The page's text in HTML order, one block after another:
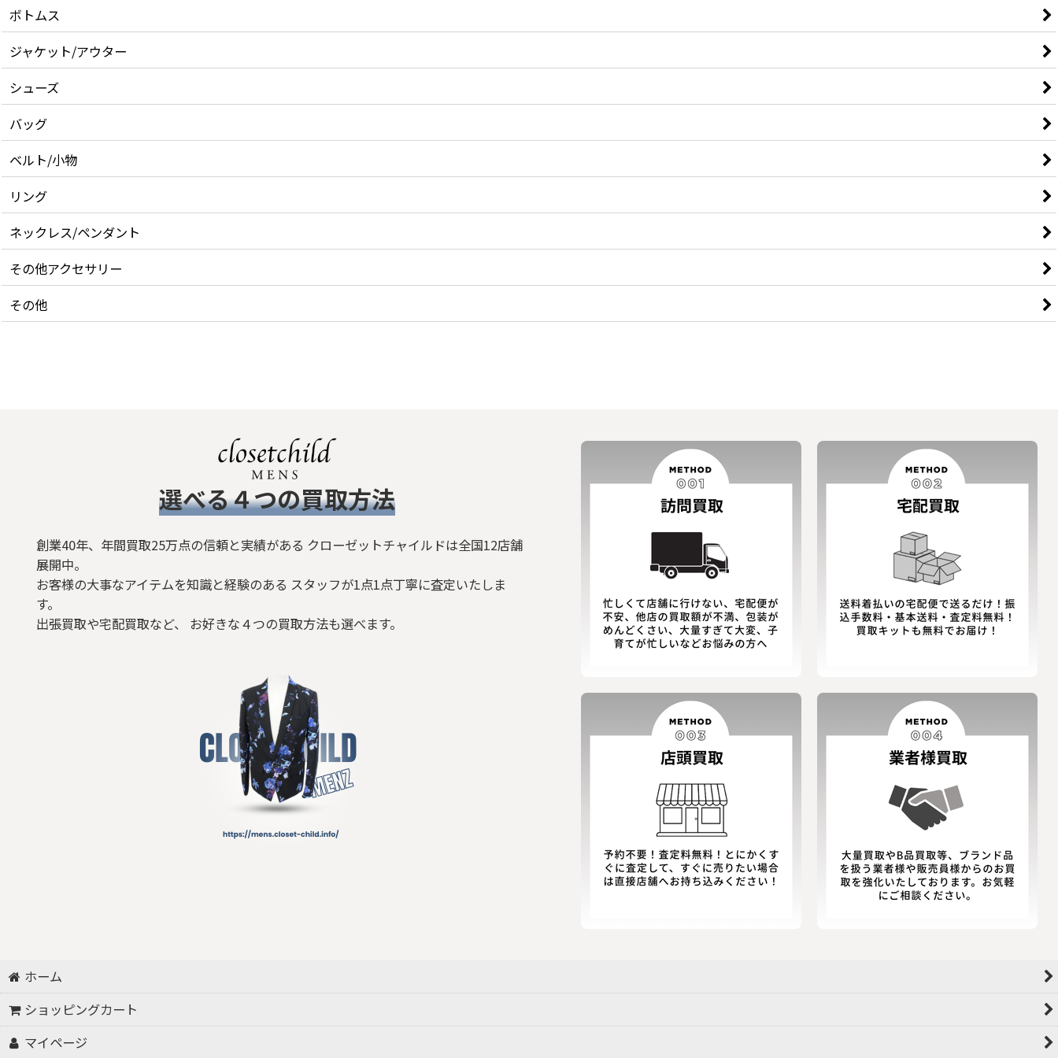
ボトムス
ジャケット/アウター
シューズ
バッグ
ベルト/小物
リング
ネックレス/ペンダント
その他アクセサリー
その他
​選べる４つの買取方法
創業40年、年間買取25万点の信頼と実績がある クローゼットチャイルドは全国12店舗
展開中。
お客様の大事なアイテムを知識と経験のある スタッフが1点1点丁寧に査定いたしま
す。
出張買取や宅配買取など、 お好きな４つの買取方法も選べます。
ホーム
ショッピングカート
マイページ